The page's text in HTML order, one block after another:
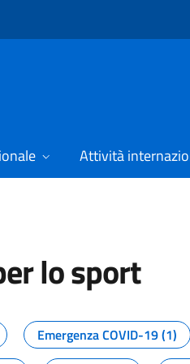
Attività
lo sport
dal
Emergenza COVID-19 (1)